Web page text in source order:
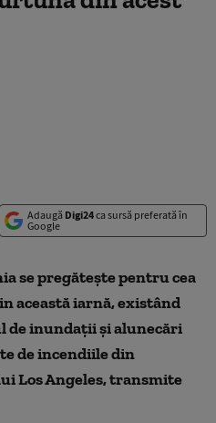
Adaugă Digi24ca sursă preferată în
Google
se pregăteşte pentru cea
această iarnă, existând
de inundaţii şi alunecări
de incendiile din
Los Angeles, transmite